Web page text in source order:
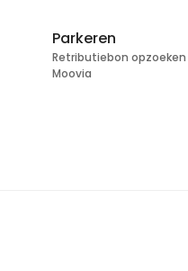
Parkeren
Retributiebon opzoeken
Moovia